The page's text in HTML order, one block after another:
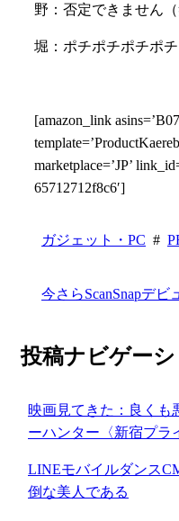
野：否定できません（
堀：ポチポチポチポ
[amazon_link
marketplace=’JP’
65712712f8c6′]
ガジェット・PC #
今さらScanSnapデビ
投稿ナビゲー
映画見てきた：良くも
ーハンター〈新宿プラ
LINEモバイルダンス
倒な美人である